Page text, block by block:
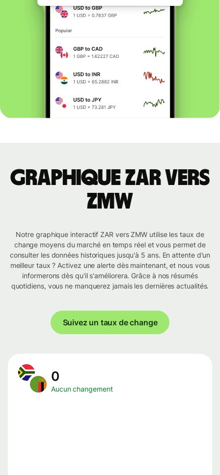
Graphique ZAR vers
ZMW
Notre graphique interactif ZAR vers ZMW utilise les taux de
change moyens du marché en temps réel et vous permet de
consulter les données historiques jusqu'à 5 ans. En attente d'un
meilleur taux ? Activez une alerte dès maintenant, et nous vous
informerons dès qu'il s'améliorera. Grâce à nos résumés
quotidiens, vous ne manquerez jamais les dernières actualités.
Suivez un taux de change
0
Aucun changement